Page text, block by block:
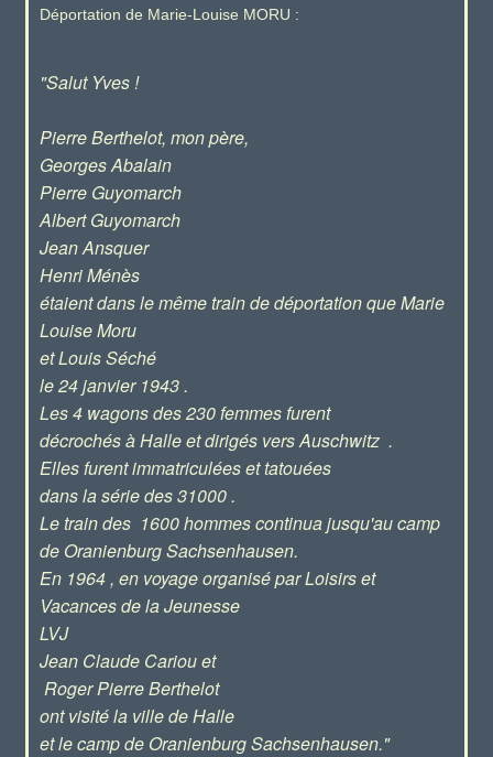
Déportation de Marie-Louise MORU :
"Salut Yves !
Pierre Berthelot, mon père,
Georges Abalain
Pierre Guyomarch
Albert Guyomarch
Jean Ansquer
Henri Ménès
étaient dans le même train de déportation que Marie
Louise Moru
et Louis Séché
le 24 janvier 1943 .
Les 4 wagons des 230 femmes furent
décrochés à Halle et dirigés vers Auschwitz .
Elles furent immatriculées et tatouées
dans la série des 31000 .
Le train des 1600 hommes continua jusqu'au camp
de Oranienburg Sachsenhausen.
En 1964 , en voyage organisé par Loisirs et
Vacances de la Jeunesse
LVJ
Jean Claude Cariou et
Roger Pierre Berthelot
ont visité la ville de Halle
et le camp de Oranienburg Sachsenhausen."